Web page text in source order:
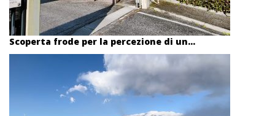
Scoperta frode per la percezione di un...